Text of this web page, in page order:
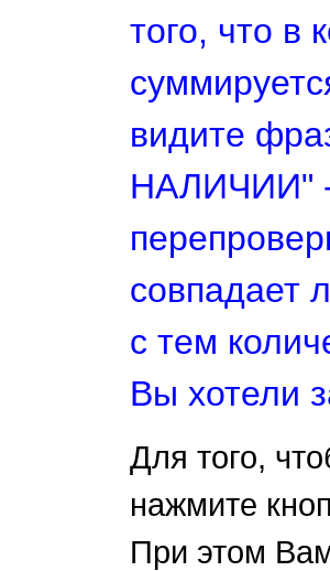
того, что в
видите
НАЛИЧИИ" -
совпадает
с тем
Вы хотели
Для того,
нажмите
При этом